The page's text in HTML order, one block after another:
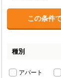
種別
アパート